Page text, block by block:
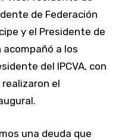
de Federación
y el Presidente de
a los
del IPCVA, con
el
una deuda que